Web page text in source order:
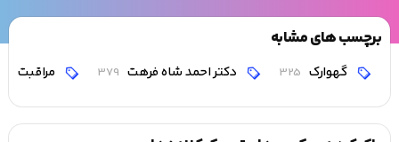
برچسب های مشابه
گهوارک 325 دکتر احمد شاه فرهت 379 مراقبت